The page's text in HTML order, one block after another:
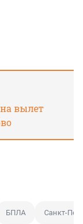
вылет
БПЛА Санкт-